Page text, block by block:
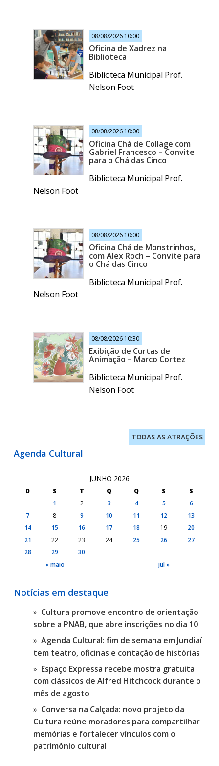
08/08/2026 10:00
Oficina de Xadrez na
Biblioteca
Biblioteca Municipal Prof.
Nelson Foot
08/08/2026 10:00
Oficina Chá de Collage com
Gabriel Francesco – Convite
para o Chá das Cinco
Biblioteca Municipal Prof.
Nelson Foot
08/08/2026 10:00
Oficina Chá de Monstrinhos,
com Alex Roch – Convite para
o Chá das Cinco
Biblioteca Municipal Prof.
Nelson Foot
08/08/2026 10:30
Exibição de Curtas de
Animação – Marco Cortez
Biblioteca Municipal Prof.
Nelson Foot
TODAS AS ATRAÇÕES
Agenda Cultural
JUNHO 2026
D S T Q Q S
S
1
2 3 4 5
6
7
8 9 10 11 12
13
14
15 16 17 18 19
20
21
22 23 24 25 26
27
28
29
30
« maio
jul »
Notícias em destaque
Cultura promove encontro de orientação
sobre a PNAB, que abre inscrições no dia 10
Agenda Cultural: fim de semana em Jundiaí
tem teatro, oficinas e contação de histórias
Espaço Expressa recebe mostra gratuita
com clássicos de Alfred Hitchcock durante o
mês de agosto
Conversa na Calçada: novo projeto da
Cultura reúne moradores para compartilhar
memórias e fortalecer vínculos com o
patrimônio cultural